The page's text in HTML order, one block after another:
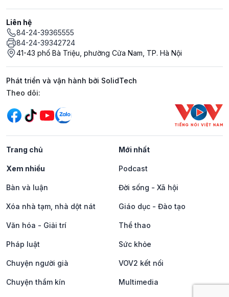
Liên hệ
84-24-39365555
84-24-39342724
41-43 phố Bà Triệu, phường Cửa Nam, TP. Hà Nội
Phát triển và vận hành bởi SolidTech
Mạng xã hội
Theo dõi:
Trang chủ Mới nhất
Xem nhiều Podcast
Bàn và luận Đời sống - Xã hội
Xóa nhà tạm, nhà dột nát Giáo dục - Đào tạo
Văn hóa - Giải trí Thể thao
Pháp luật Sức khỏe
Chuyện người già VOV2 kết nối
Chuyện thầm kín Multimedia